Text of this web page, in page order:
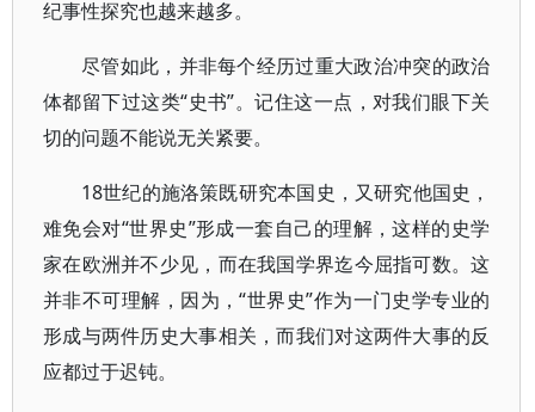
纪事性探究也越来越多。
尽管如此，并非每个经历过重大政治冲突的政治
体都留下过这类“史书”。记住这一点，对我们眼下关
切的问题不能说无关紧要。
18世纪的施洛策既研究本国史，又研究他国史，
难免会对“世界史”形成一套自己的理解，这样的史学
家在欧洲并不少见，而在我国学界迄今屈指可数。这
并非不可理解，因为，“世界史”作为一门史学专业的
形成与两件历史大事相关，而我们对这两件大事的反
应都过于迟钝。